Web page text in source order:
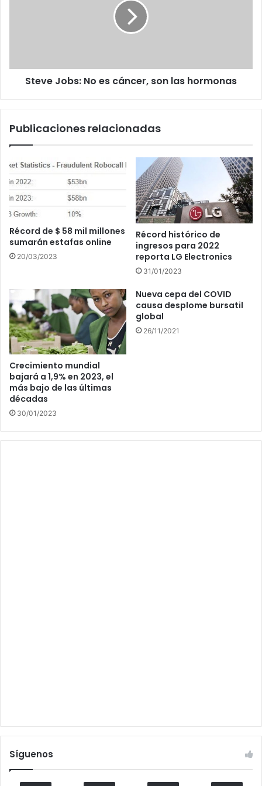
Steve Jobs: No es cáncer, son las hormonas
Publicaciones relacionadas
Récord de $ 58 mil millones
sumarán estafas online
20/03/2023
Récord histórico de
ingresos para 2022
reporta LG Electronics
31/01/2023
Crecimiento mundial
bajará a 1,9% en 2023, el
más bajo de las últimas
décadas
30/01/2023
Nueva cepa del COVID
causa desplome bursatil
global
26/11/2021
Síguenos